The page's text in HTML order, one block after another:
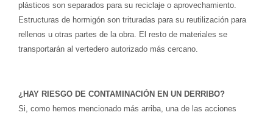
plásticos son separados para su reciclaje o aprovechamiento.
Estructuras de hormigón son trituradas para su reutilización para
rellenos u otras partes de la obra. El resto de materiales se
transportarán al vertedero autorizado más cercano.
¿HAY RIESGO DE CONTAMINACIÓN EN UN DERRIBO?
Si, como hemos mencionado más arriba, una de las acciones